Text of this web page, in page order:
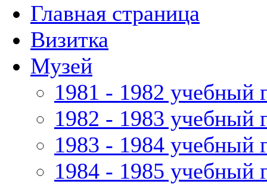
Главная страница
Визитка
Музей
1981 - 1982 учебный
1982 - 1983 учебный
1983 - 1984 учебный
1984 - 1985 учебный